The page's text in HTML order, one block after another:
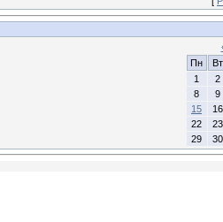
Пн
Вт
1
2
8
9
15
16
22
23
29
30